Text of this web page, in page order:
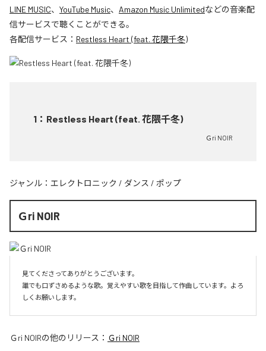
LINE MUSIC、 YouTube Music、 Amazon Music Unlimitedなどの音楽配
信サービスで聴くことができる。
各配信サービス： Restless Heart (feat. 花隈千冬)
1 ： Restless Heart (feat. 花隈千冬)
Ｇri NOIR
ジャンル： エレクトロニック / ダンス / ポップ
Ｇri NOIR
見てくださってありがとうございます。
誰でも口ずさめるような歌。覚えやすい歌を目指して作曲しています。よろ
しくお願いします。
Ｇri NOIRの他のリリース： Ｇri NOIR